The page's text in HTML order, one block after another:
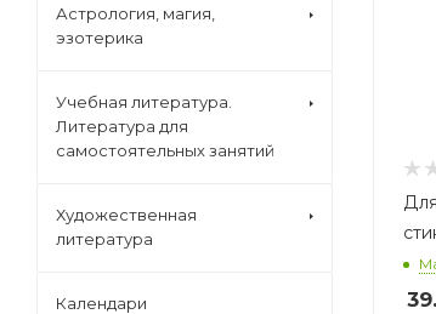
Астрология, магия,
эзотерика
Учебная литература.
Литература для
самостоятельных занятий
Художественная
литература
Календари